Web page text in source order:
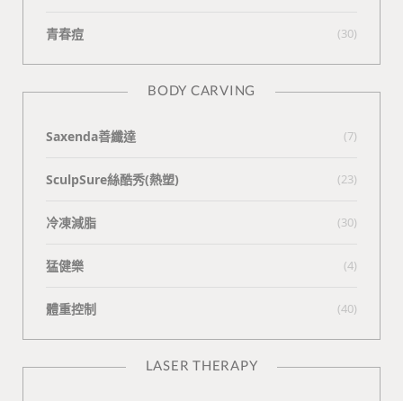
青春痘 (30)
BODY CARVING
Saxenda善纖達 (7)
SculpSure絲酷秀(熱塑) (23)
冷凍減脂 (30)
猛健樂 (4)
體重控制 (40)
LASER THERAPY